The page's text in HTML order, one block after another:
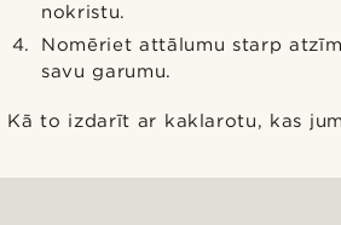
nokristu.
Nomēriet attālumu starp
savu garumu.
Kā to izdarīt ar kaklarotu, kas